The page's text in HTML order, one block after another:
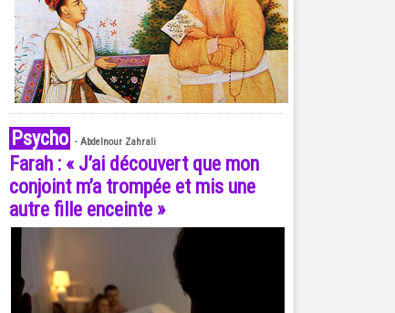
Psycho - Abdelnour Zahrali
Farah : « J’ai découvert que mon
conjoint m’a trompée et mis une
autre fille enceinte »